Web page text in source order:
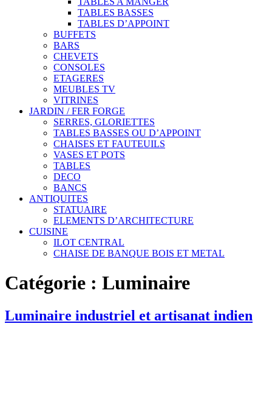
TABLES BASSES
TABLES D’APPOINT
BUFFETS
BARS
CHEVETS
CONSOLES
ETAGERES
MEUBLES TV
VITRINES
JARDIN / FER FORGE
SERRES, GLORIETTES
TABLES BASSES OU D’APPOINT
CHAISES ET FAUTEUILS
VASES ET POTS
TABLES
DECO
BANCS
ANTIQUITES
STATUAIRE
ELEMENTS D’ARCHITECTURE
CUISINE
ILOT CENTRAL
CHAISE DE BANQUE BOIS ET METAL
Catégorie : Luminaire
Luminaire industriel et artisanat indien